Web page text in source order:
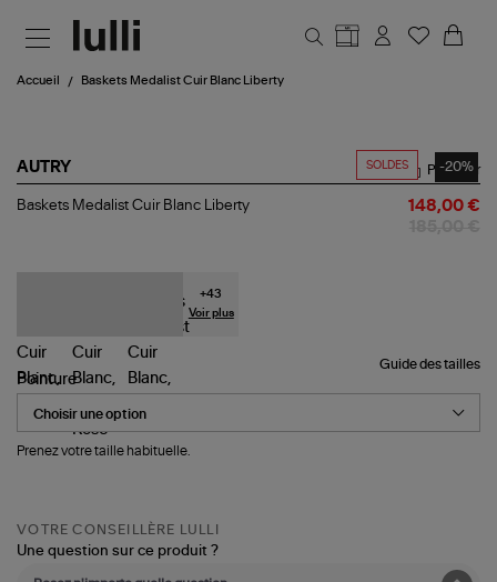
Accueil Baskets Medalist Cuir Blanc Liberty
SOLDES -20%
AUTRY
Baskets
Partager
Baskets Medalist Cuir Blanc Liberty 148,00 €
+43
Voir plus
Guide des tailles
Pointure
Prenez votre taille habituelle.
VOTRE CONSEILLÈRE LULLI
Une question sur ce produit ?